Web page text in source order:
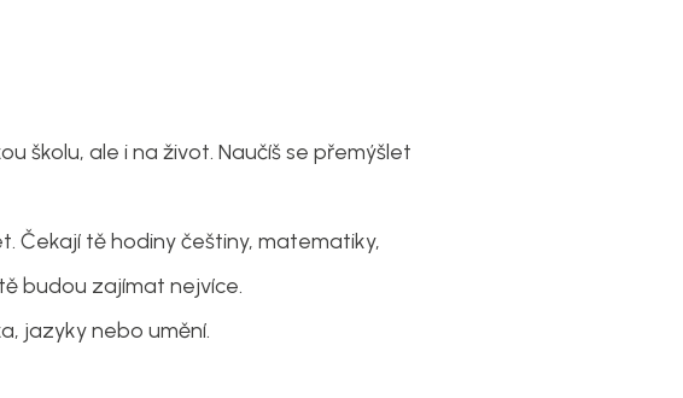
školu, ale i na život. Naučíš se přemýšlet
Čekají tě hodiny češtiny, matematiky,
budou zajímat nejvíce.
jazyky nebo umění.